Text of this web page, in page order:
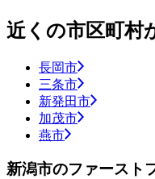
近くの市区町村
長岡市
三条市
新発田市
加茂市
燕市
新潟市のファースト